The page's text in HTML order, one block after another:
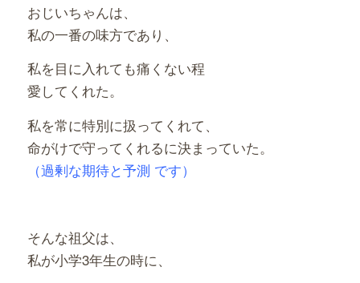
おじいちゃんは、
私の一番の味方であり、
私を目に入れても痛くない程
愛してくれた。
私を常に特別に扱ってくれて、
命がけで守ってくれるに決まっていた。
（過剰な期待と予測 です）
そんな祖父は、
私が小学3年生の時に、